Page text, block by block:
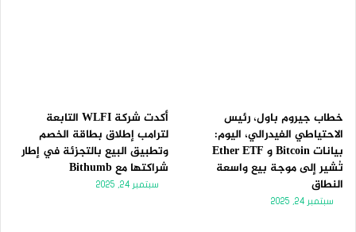
خطاب جيروم باول، رئيس
الاحتياطي الفيدرالي، اليوم:
بيانات Bitcoin و Ether ETF
تُشير إلى موجة بيع واسعة
النطاق
سبتمبر 24, 2025
أكدت شركة WLFI التابعة
لترامب إطلاق بطاقة الخصم
وتطبيق البيع بالتجزئة في إطار
شراكتها مع Bithumb
سبتمبر 24, 2025